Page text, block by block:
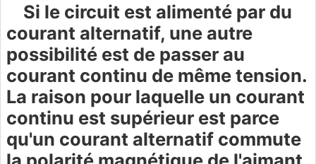
Si le circuit est alimenté par du
courant alternatif, une autre
possibilité est de passer au
courant continu de même tension.
La raison pour laquelle un courant
continu est supérieur est parce
qu'un courant alternatif commute